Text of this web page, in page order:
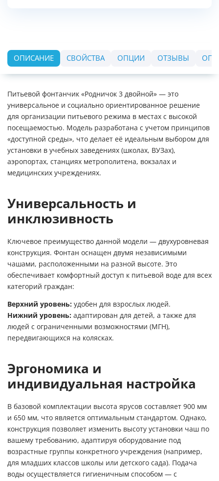
ОПИСАНИЕ СВОЙСТВА ОПЦИИ ОТЗЫВЫ
Питьевой фонтанчик «Родничок 3 двойной» — это
универсальное и социально ориентированное решение
для организации питьевого режима в местах с высокой
посещаемостью. Модель разработана с учетом принципов
«доступной среды», что делает её идеальным выбором для
установки в учебных заведениях (школах, ВУЗах),
аэропортах, станциях метрополитена, вокзалах и
медицинских учреждениях.
Универсальность и
инклюзивность
Ключевое преимущество данной модели — двухуровневая
конструкция. Фонтан оснащен двумя независимыми
чашами, расположенными на разной высоте. Это
обеспечивает комфортный доступ к питьевой воде для всех
категорий граждан:
Верхний уровень: удобен для взрослых людей.
Нижний уровень: адаптирован для детей, а также для
людей с ограниченными возможностями (МГН),
передвигающихся на колясках.
Эргономика и
индивидуальная настройка
В базовой комплектации высота ярусов составляет 900 мм
и 650 мм, что является оптимальным стандартом. Однако,
конструкция позволяет изменить высоту установки чаш по
вашему требованию, адаптируя оборудование под
возрастные группы конкретного учреждения (например,
для младших классов школы или детского сада). Подача
воды осуществляется гигиеничным способом — с